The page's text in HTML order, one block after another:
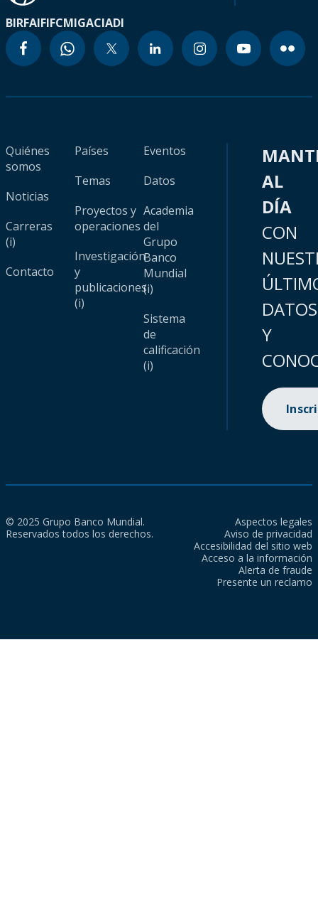
BIRFAIFIFCMIGACIADI
Quiénes
somos
Noticias
Carreras
(i)
Contacto
Países
Temas
Proyectos y
operaciones
Investigación
y
publicaciones
(i)
Eventos
Datos
Academia
del
Grupo
Banco
Mundial
(i)
Sistema
de
calificación
(i)
AL
DÍA
CON
DATOS
Y
© 2025 Grupo Banco Mundial.
Reservados todos los derechos.
Aspectos legales
Aviso de privacidad
Accesibilidad del sitio web
Acceso a la información
Alerta de fraude
Presente un reclamo